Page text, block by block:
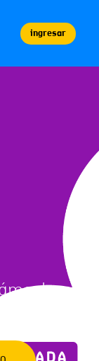
ingresar